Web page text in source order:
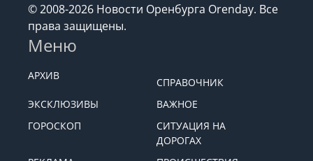
© 2008-2026 Новости Оренбурга Orenday. Все
права защищены.
Меню
АРХИВ
СПРАВОЧНИК
ЭКСКЛЮЗИВЫ
ВАЖНОЕ
ГОРОСКОП
СИТУАЦИЯ НА
ДОРОГАХ